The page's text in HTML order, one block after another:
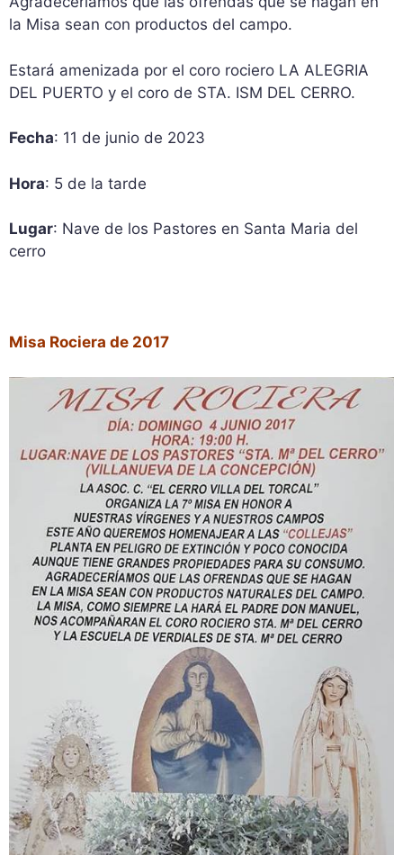
la Misa sean con productos del campo.
Estará amenizada por el coro rociero LA ALEGRIA
DEL PUERTO y el coro de STA. ISM DEL CERRO.
Fecha: 11 de junio de 2023
Hora: 5 de la tarde
Lugar: Nave de los Pastores en Santa Maria del
cerro
Misa Rociera de 2017